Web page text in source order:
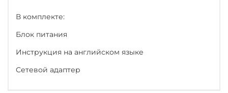
В комплекте:
Блок питания
Инструкция на английском языке
Сетевой адаптер